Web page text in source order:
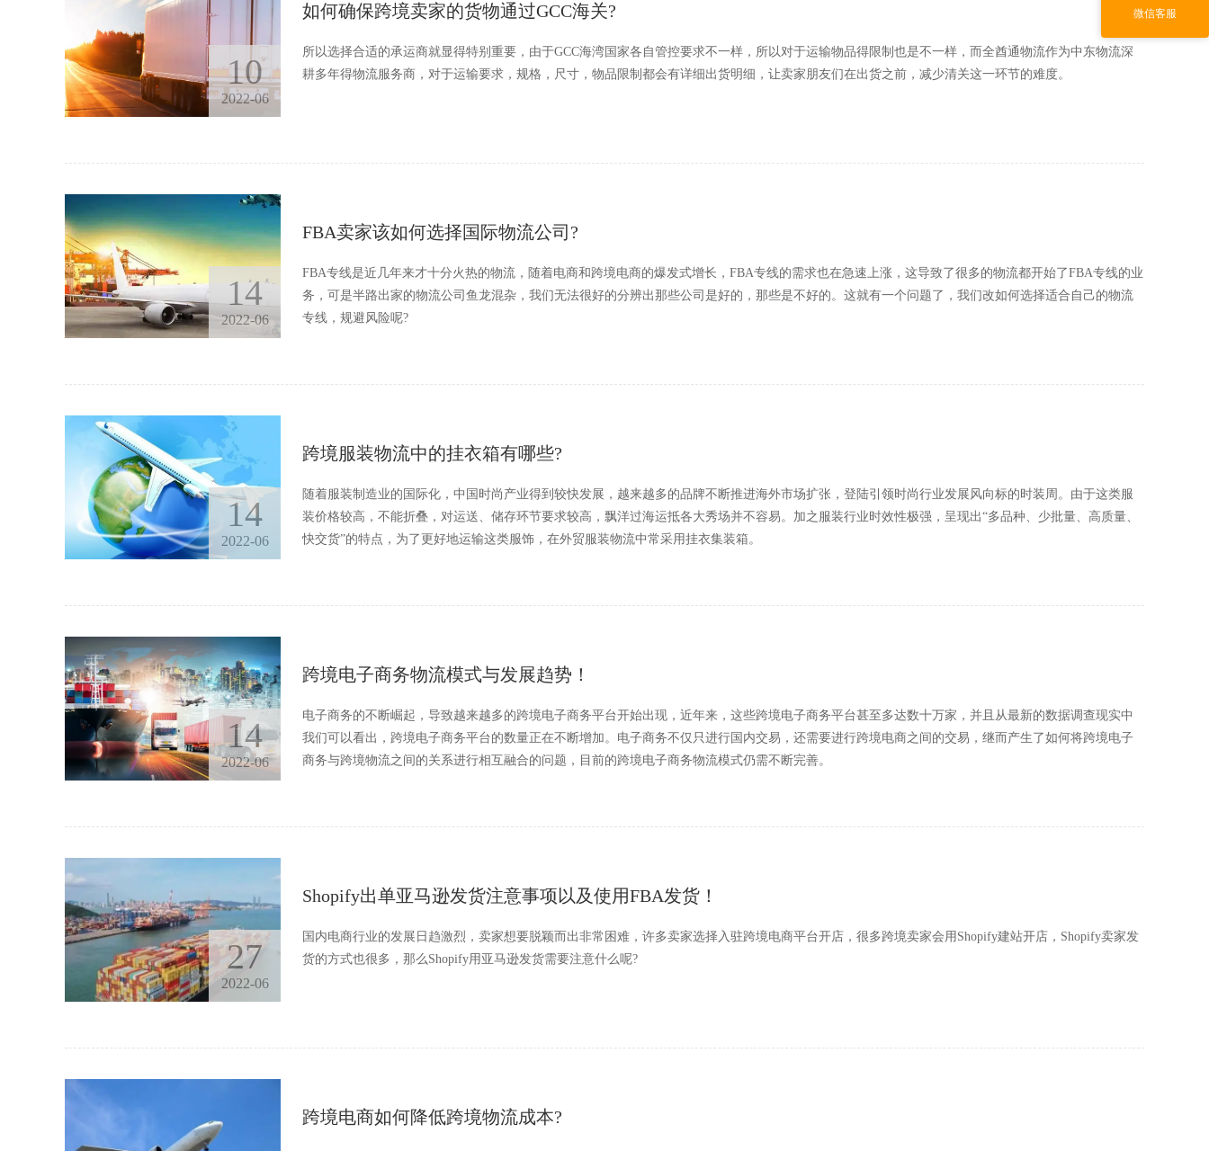
10
2022-06
如何确保跨境卖家的货物通过GCC海关?
所以选择合适的承运商就显得特别重要，由于GCC海湾国家各自管控要求不一样，所以对于运输物品得限制也是不一样，而全酋通物流作为中东物流深
耕多年得物流服务商，对于运输要求，规格，尺寸，物品限制都会有详细出货明细，让卖家朋友们在出货之前，减少清关这一环节的难度。
14
2022-06
FBA卖家该如何选择国际物流公司?
FBA专线是近几年来才十分火热的物流，随着电商和跨境电商的爆发式增长，FBA专线的需求也在急速上涨，这导致了很多的物流都开始了FBA专线的业
务，可是半路出家的物流公司鱼龙混杂，我们无法很好的分辨出那些公司是好的，那些是不好的。这就有一个问题了，我们改如何选择适合自己的物流
专线，规避风险呢?
14
2022-06
跨境服装物流中的挂衣箱有哪些?
随着服装制造业的国际化，中国时尚产业得到较快发展，越来越多的品牌不断推进海外市场扩张，登陆引领时尚行业发展风向标的时装周。由于这类服
装价格较高，不能折叠，对运送、储存环节要求较高，飘洋过海运抵各大秀场并不容易。加之服装行业时效性极强，呈现出“多品种、少批量、高质量、
快交货”的特点，为了更好地运输这类服饰，在外贸服装物流中常采用挂衣集装箱。
14
2022-06
跨境电子商务物流模式与发展趋势！
电子商务的不断崛起，导致越来越多的跨境电子商务平台开始出现，近年来，这些跨境电子商务平台甚至多达数十万家，并且从最新的数据调查现实中
我们可以看出，跨境电子商务平台的数量正在不断增加。电子商务不仅只进行国内交易，还需要进行跨境电商之间的交易，继而产生了如何将跨境电子
商务与跨境物流之间的关系进行相互融合的问题，目前的跨境电子商务物流模式仍需不断完善。
27
2022-06
Shopify出单亚马逊发货注意事项以及使用FBA发货！
国内电商行业的发展日趋激烈，卖家想要脱颖而出非常困难，许多卖家选择入驻跨境电商平台开店，很多跨境卖家会用Shopify建站开店，Shopify卖家发
货的方式也很多，那么Shopify用亚马逊发货需要注意什么呢?
跨境电商如何降低跨境物流成本?
微信客服